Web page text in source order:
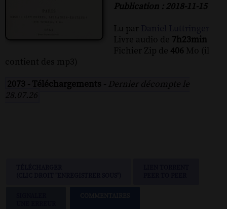
Publication : 2018-11-15
Lu par
Livre audio de 7h23min
Fichier Zip de 406 Mo (il
contient des mp3)
2073 - Téléchargements - Dernier décompte le
28.07.26